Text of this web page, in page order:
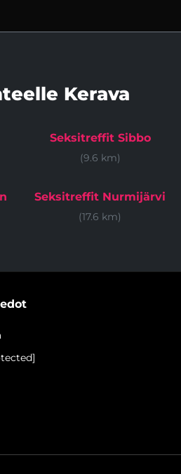
Kerava
Seksitreffit Sibbo
(9.6 km)
Seksitreffit Nurmijärvi
(17.6 km)